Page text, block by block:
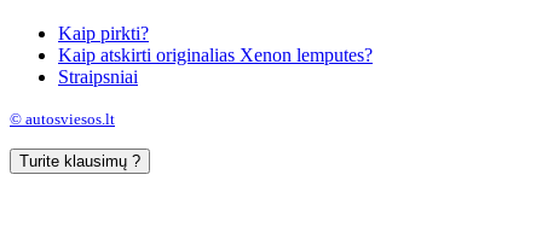
Kaip pirkti?
Kaip atskirti originalias Xenon lemputes?
Straipsniai
© autosviesos.lt
Turite klausimų ?